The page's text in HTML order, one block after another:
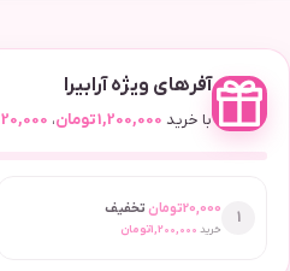
آفرهای ویژه آرابیرا
با خرید 1,200,000تومان، 20,000
1
20,000تومان تخفیف
خرید 1,200,000تومان